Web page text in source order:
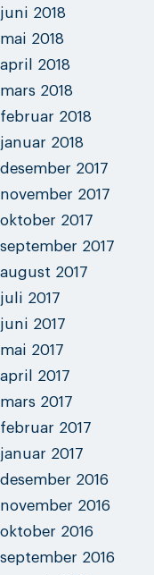
juni 2018
mai 2018
april 2018
mars 2018
februar 2018
januar 2018
desember 2017
november 2017
oktober 2017
september 2017
august 2017
juli 2017
juni 2017
mai 2017
april 2017
mars 2017
februar 2017
januar 2017
desember 2016
november 2016
oktober 2016
september 2016